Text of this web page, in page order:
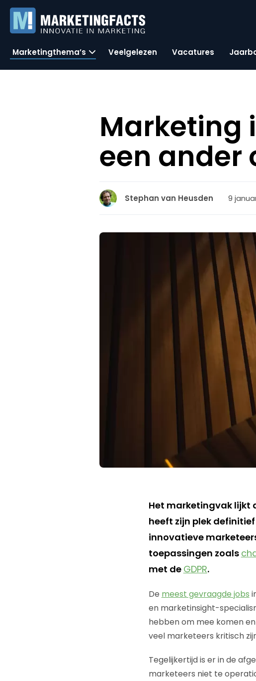
Marketingthema’s Veelgelezen Vacatures
Marketing
een ander
Stephan van Heusden 9
Het marketingvak lijkt
heeft zijn plek
innovatieve
toepassingen zoals
met de GDPR.
De meest gevraagde jobs
en marketinsight-
hebben om mee komen
veel marketeers kritisch
Tegelijkertijd is er in de
marketeers niet te